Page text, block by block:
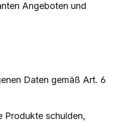
Angeboten und
Daten gemäß Art. 6
Produkte schulden,